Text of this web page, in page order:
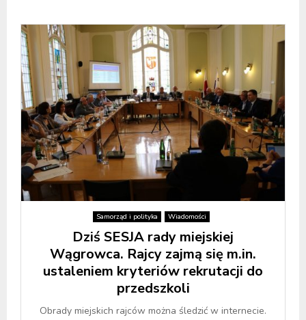
Samorząd i polityka Wiadomości
Dziś SESJA rady miejskiej
Wągrowca. Rajcy zajmą się m.in.
ustaleniem kryteriów rekrutacji do
przedszkoli
Obrady miejskich rajców można śledzić w internecie.